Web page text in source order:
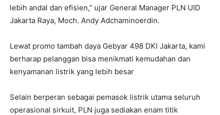
lebih andal dan efisien,” ujar General Manager PLN UID
Jakarta Raya, Moch. Andy Adchaminoerdin.
Lewat promo tambah daya Gebyar 498 DKI Jakarta, kami
berharap pelanggan bisa menikmati kemudahan dan
kenyamanan listrik yang lebih besar
Selain berperan sebagai pemasok listrik utama seluruh
operasional sirkuit, PLN juga sediakan enam titik